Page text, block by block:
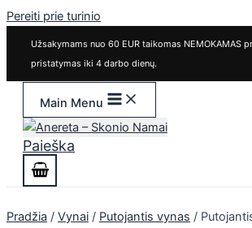
Pereiti prie turinio
Užsakymams nuo 60 EUR taikomas NEMOKAMAS
pristatymas iki 4 darbo dienų.
Main Menu
Paieška
Pradžia / Vynai / Putojantis vynas /